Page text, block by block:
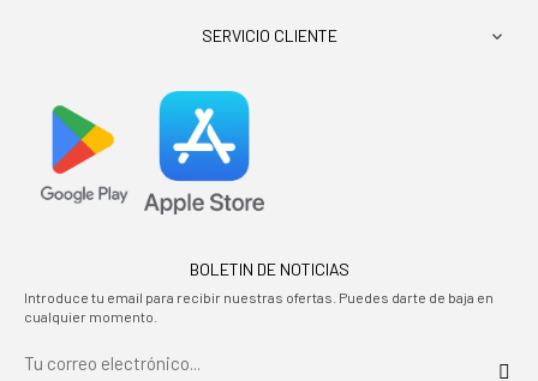
SERVICIO CLIENTE 
BOLETIN DE NOTICIAS
Introduce tu email para recibir nuestras ofertas. Puedes darte de baja en
cualquier momento.